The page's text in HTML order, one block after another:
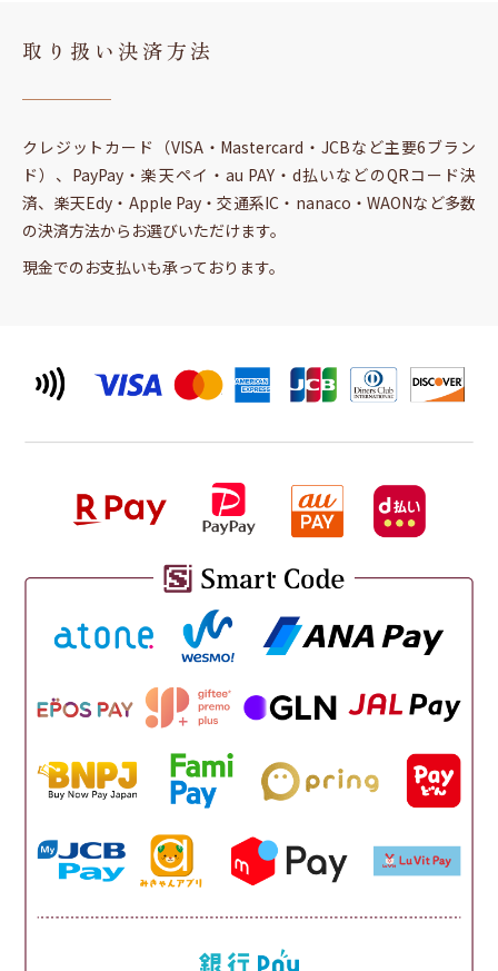
取り扱い決済方法
クレジットカード（VISA・Mastercard・JCBなど主要6ブラン
ド）、PayPay・楽天ペイ・au PAY・d払いなどのQRコード決
済、楽天Edy・Apple Pay・交通系IC・nanaco・WAONなど多数
の決済方法からお選びいただけます。
現金でのお支払いも承っております。